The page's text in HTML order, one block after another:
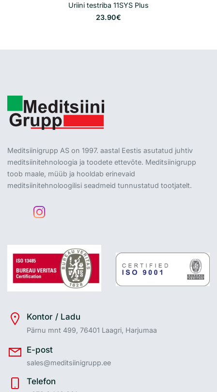
Uriini testriba 11SYS Plus
23.90€
Meditsiinigrupp AS on 1997. aastal Eestis asutatud juhtiv
meditsiinitehnoloogia ja toodete ettevõte. Meditsiinigrupp
toob maale, müüb ja hooldab erinevaid
meditsiinitehnoloogilisi seadmeid tunnustatud tootjatelt.
Kontor / Ladu
Pärnu mnt 499, 76401 Laagri, Harjumaa
E-post
sales@meditsiinigrupp.ee
Telefon